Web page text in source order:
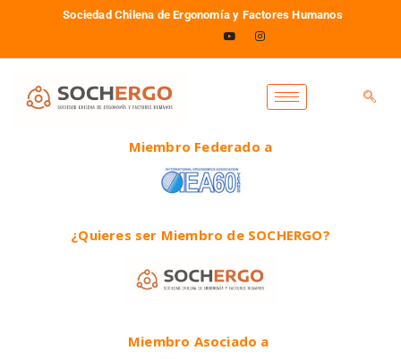
Sociedad Chilena de Ergonomía y Factores Humanos
Miembro Federado a
¿Quieres ser Miembro de SOCHERGO?
Miembro Asociado a